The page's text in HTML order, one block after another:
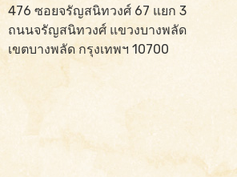
476 ซอยจรัญสนิทวงศ์ 67 แยก 3
ถนนจรัญสนิทวงศ์ แขวงบางพลัด
เขตบางพลัด กรุงเทพฯ 10700